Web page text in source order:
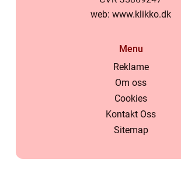
web: www.klikko.dk
Menu
Reklame
Om oss
Cookies
Kontakt Oss
Sitemap